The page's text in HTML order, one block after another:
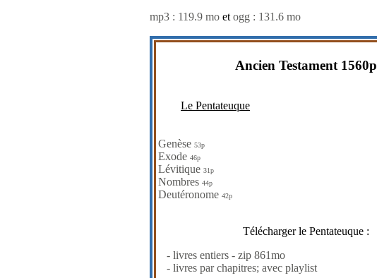
mp3 : 119.9 mo et ogg : 131.6 mo
Ancien Testament 1560p
Le Pentateuque
Genèse 53p
Exode 46p
Lévitique 31p
Nombres 44p
Deutéronome 42p
Télécharger le Pentateuque :
- livres entiers - zip 861mo
- livres par chapitres; avec playlist